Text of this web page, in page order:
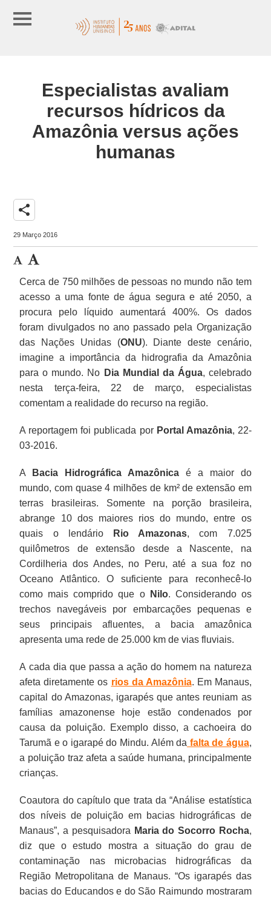
Especialistas avaliam
recursos hídricos da
Amazônia versus ações
humanas
share
29 Março 2016
Cerca de 750 milhões de pessoas no mundo não tem
acesso a uma fonte de água segura e até 2050, a
procura pelo líquido aumentará 400%. Os dados
foram divulgados no ano passado pela Organização
das Nações Unidas (ONU). Diante deste cenário,
imagine a importância da hidrografia da Amazônia
para o mundo. No Dia Mundial da Água, celebrado
nesta terça-feira, 22 de março, especialistas
comentam a realidade do recurso na região.
A reportagem foi publicada por Portal Amazônia, 22-
03-2016.
A Bacia Hidrográfica Amazônica é a maior do
mundo, com quase 4 milhões de km² de extensão em
terras brasileiras. Somente na porção brasileira,
abrange 10 dos maiores rios do mundo, entre os
quais o lendário
Rio Amazonas, com 7.025
quilômetros de extensão desde a Nascente, na
Cordilheria dos Andes, no Peru, até a sua foz no
Oceano Atlântico. O suficiente para reconhecê-lo
como mais comprido que o
Nilo. Considerando os
trechos navegáveis por embarcações pequenas e
seus principais afluentes, a bacia amazônica
apresenta uma rede de 25.000 km de vias fluviais.
A cada dia que passa a ação do homem na natureza
afeta diretamente os rios da Amazônia. Em Manaus,
capital do Amazonas, igarapés que antes reuniam as
famílias amazonense hoje estão condenados por
causa da poluição. Exemplo disso, a cachoeira do
Tarumã e o igarapé do Mindu. Além da falta de água,
a poluição traz afeta a saúde humana, principalmente
crianças.
Coautora do capítulo que trata da “Análise estatística
dos níveis de poluição em bacias hidrográficas de
Manaus”, a pesquisadora Maria do Socorro Rocha,
diz que o estudo mostra a situação do grau de
contaminação nas microbacias hidrográficas da
Região Metropolitana de Manaus. “Os igarapés das
bacias do Educandos e do São Raimundo mostraram